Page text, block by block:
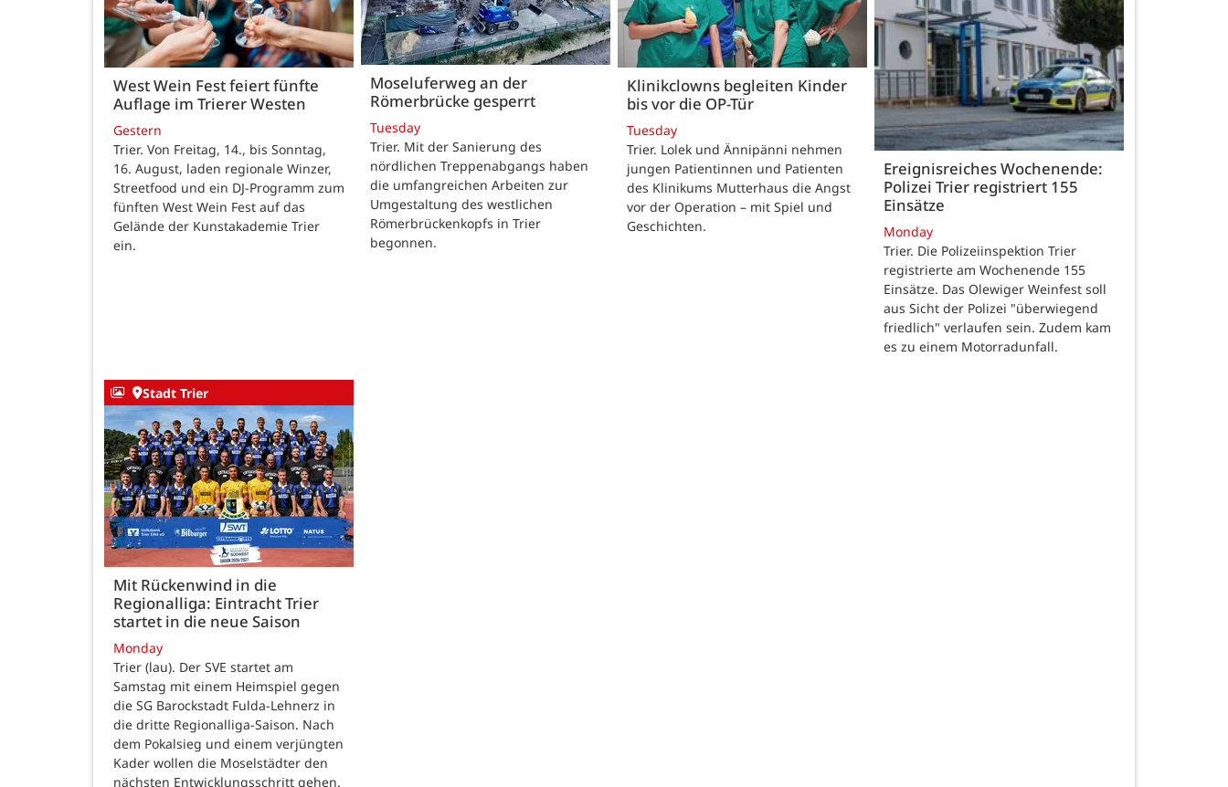
West Wein Fest feiert fünfte
Auflage im Trierer Westen
Gestern
Trier. Von Freitag, 14., bis Sonntag,
16. August, laden regionale Winzer,
Streetfood und ein DJ-Programm zum
fünften West Wein Fest auf das
Gelände der Kunstakademie Trier
ein.
Moseluferweg an der
Römerbrücke gesperrt
Tuesday
Trier. Mit der Sanierung des
nördlichen Treppenabgangs haben
die umfangreichen Arbeiten zur
Umgestaltung des westlichen
Römerbrückenkopfs in Trier
begonnen.
Klinikclowns begleiten Kinder
bis vor die OP-Tür
Tuesday
Trier. Lolek und Ännipänni nehmen
jungen Patientinnen und Patienten
des Klinikums Mutterhaus die Angst
vor der Operation – mit Spiel und
Geschichten.
Ereignisreiches Wochenende:
Polizei Trier registriert 155
Einsätze
Monday
Trier. Die Polizeiinspektion Trier
registrierte am Wochenende 155
Einsätze. Das Olewiger Weinfest soll
aus Sicht der Polizei "überwiegend
friedlich" verlaufen sein. Zudem kam
es zu einem Motorradunfall.
Stadt Trier
Mit Rückenwind in die
Regionalliga: Eintracht Trier
startet in die neue Saison
Monday
Trier (lau). Der SVE startet am
Samstag mit einem Heimspiel gegen
die SG Barockstadt Fulda-Lehnerz in
die dritte Regionalliga-Saison. Nach
dem Pokalsieg und einem verjüngten
Kader wollen die Moselstädter den
nächsten Entwicklungsschritt gehen.